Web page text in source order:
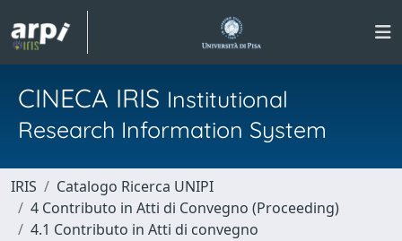
CINECA IRIS Institutional
Research Information System
IRIS
Catalogo Ricerca UNIPI
4 Contributo in Atti di Convegno (Proceeding)
4.1 Contributo in Atti di convegno